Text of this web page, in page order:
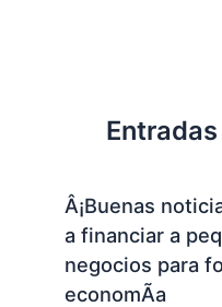
Â¡Buenas
a financiar a
negocios para
economÃ­a